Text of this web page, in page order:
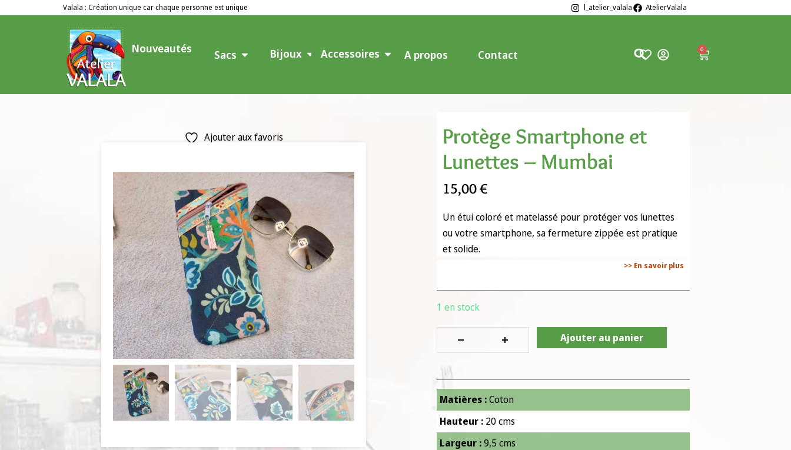
Valala : Création unique car chaque personne est unique l_atelier_valala AtelierValala
Nouveautés Sacs Bijoux Accessoires A propos Contact 0
Ajouter aux favoris
Protège Smartphone et
Lunettes – Mumbai
15,00€
Un étui coloré et matelassé pour protéger vos lunettes
ou votre smartphone, sa fermeture zippée est pratique
et solide.
>> En savoir plus
1 en stock
Ajouter au panier
Matières :Coton
Hauteur : 20 cms
Largeur :9,5 cms